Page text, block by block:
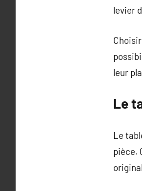
levier
leur
Le
Le
pièce.